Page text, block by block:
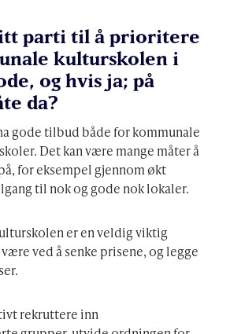
parti til å prioritere
kulturskolen i
og hvis ja; på
da?
gode tilbud både for kommunale
Det kan være mange måter å
for eksempel gjennom økt
til nok og gode nok lokaler.
er en veldig viktig
ved å senke prisene, og legge
rekruttere inn